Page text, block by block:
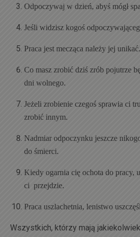
Odpoczywaj w dzień, abyś mógł
Jeśli widzisz kogoś
Praca jest mecząca należy jej unikać.
Co masz zrobić dziś zrób pojutrze
dni wolnego.
Jeżeli zrobienie czegoś sprawia ci
zrobić innym.
Nadmiar odpoczynku jeszcze
do śmierci.
Kiedy ogarnia cię ochota do pracy,
ci przejdzie.
Praca uszlachetnia, lenistwo
Wszystkich, którzy mają